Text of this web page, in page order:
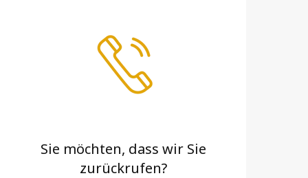
Sie möchten, dass wir Sie
zurückrufen?